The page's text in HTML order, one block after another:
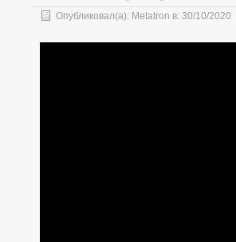
Опубликовал(а): Metatron в: 30/10/2020